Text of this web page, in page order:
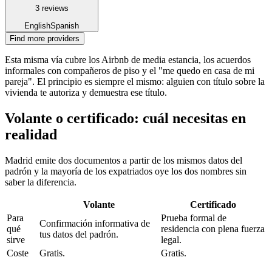
3 reviews
EnglishSpanish
Find more providers
Esta misma vía cubre los Airbnb de media estancia, los acuerdos
informales con compañeros de piso y el "me quedo en casa de mi
pareja". El principio es siempre el mismo: alguien con título sobre la
vivienda te autoriza y demuestra ese título.
Volante o certificado: cuál necesitas en
realidad
Madrid emite dos documentos a partir de los mismos datos del
padrón y la mayoría de los expatriados oye los dos nombres sin
saber la diferencia.
Volante
Certificado
Para
qué
sirve
Confirmación informativa de
tus datos del padrón.
Prueba formal de
residencia con plena fuerza
legal.
Coste
Gratis.
Gratis.